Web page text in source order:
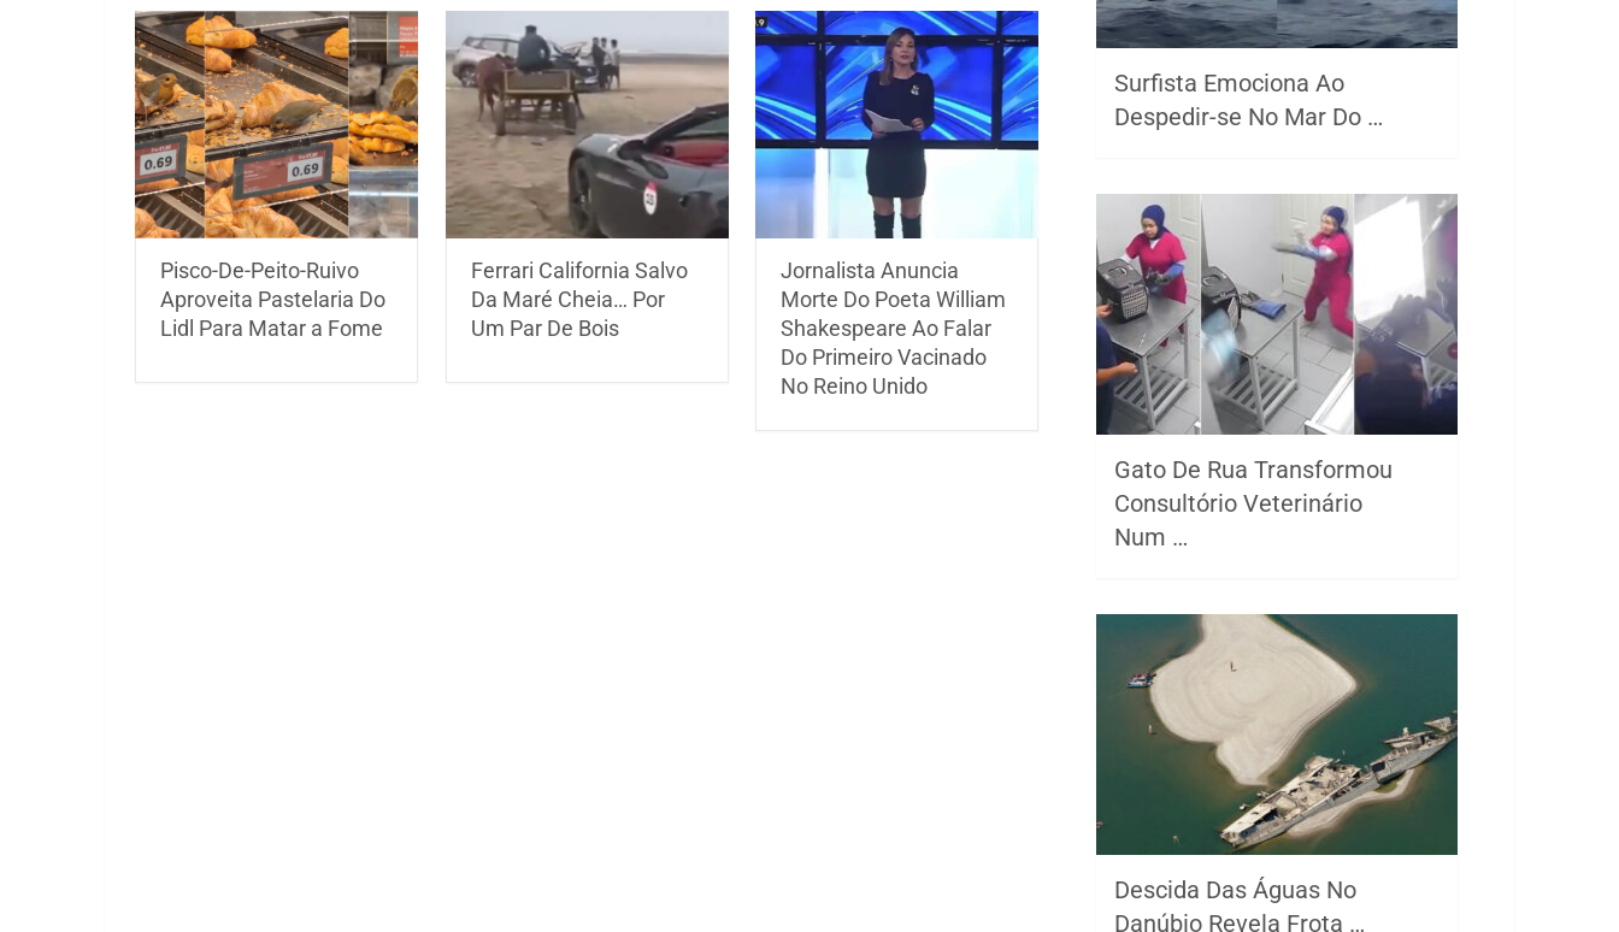
Pisco-De-Peito-Ruivo
Aproveita Pastelaria Do
Lidl Para Matar a Fome
Ferrari California Salvo
Da Maré Cheia… Por
Um Par De Bois
Jornalista Anuncia
Morte Do Poeta William
Shakespeare Ao Falar
Do Primeiro Vacinado
No Reino Unido
Surfista Emociona Ao
Despedir-se No Mar Do …
Gato De Rua Transformou
Consultório Veterinário
Num …
Descida Das Águas No
Danúbio Revela Frota …